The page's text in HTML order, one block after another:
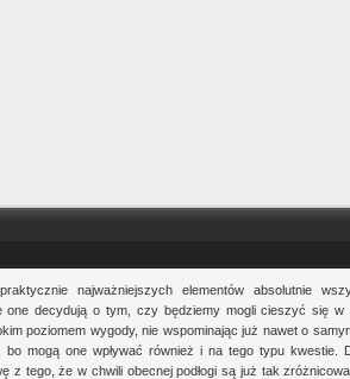
najważniejszych elementów absolutnie
one decydują o tym, czy będziemy mogli cieszyć się w
poziomem wygody, nie wspominając już nawet o
bo mogą one wpływać również i na tego typu kwestie.
z tego, że w chwili obecnej podłogi są już tak